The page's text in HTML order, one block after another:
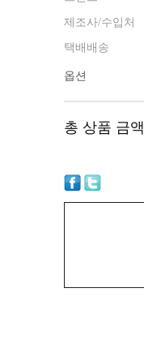
제조사/수입처
택배배송
옵션
총 상품 금액